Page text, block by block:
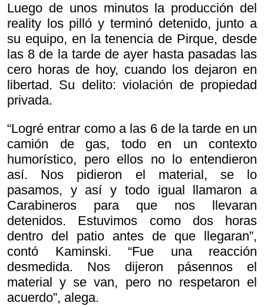
Luego de unos minutos la producción del
reality los pilló y terminó detenido, junto a
su equipo, en la tenencia de Pirque, desde
las 8 de la tarde de ayer hasta pasadas las
cero horas de hoy, cuando los dejaron en
libertad. Su delito: violación de propiedad
privada.
“Logré entrar como a las 6 de la tarde en un
camión de gas, todo en un contexto
humorístico, pero ellos no lo entendieron
así. Nos pidieron el material, se lo
pasamos, y así y todo igual llamaron a
Carabineros para que nos llevaran
detenidos. Estuvimos como dos horas
dentro del patio antes de que llegaran”,
contó Kaminski. “Fue una reacción
desmedida. Nos dijeron pásennos el
material y se van, pero no respetaron el
acuerdo”, alega.